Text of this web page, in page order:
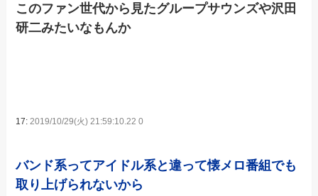
このファン世代から見たグループサウンズや沢田
研二みたいなもんか
17: 2019/10/29(火) 21:59:10.22 0
バンド系ってアイドル系と違って懐メロ番組でも
取り上げられないから